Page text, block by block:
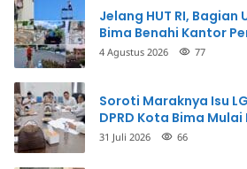
Jelang HUT RI,
Bima Benahi Kantor
4 Agustus 2026 77
Soroti Maraknya Isu
DPRD Kota Bima
Perda Pencegahan
31 Juli 2026 66